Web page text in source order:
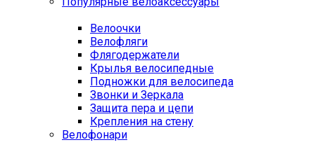
Велоочки
Велофляги
Флягодержатели
Крылья велосипедные
Подножки для велосипеда
Звонки и Зеркала
Защита пера и цепи
Крепления на стену
Велофонари